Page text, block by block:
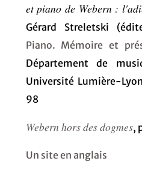
et piano de Webern :
Gérard Streletski
Piano. Mémoire et
Département de
Université Lumière-
98
Webern hors des dogmes,
Un site en anglais